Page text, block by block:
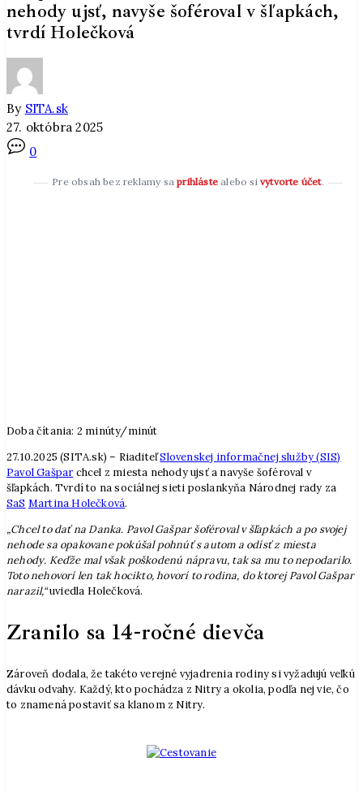
nehody ujsť, navyše šoféroval v šľapkách,
tvrdí Holečková
By SITA.sk
27. októbra 2025
0
Pre obsah bez reklamy saprihláste alebo si vytvorte účet.
Doba čítania: 2 minúty/minút
27.10.2025 (SITA.sk) – RiaditeľSlovenskej informačnej služby (SIS)
Pavol Gašpar chcel z miesta nehody ujsť a navyše šoféroval v
šľapkách. Tvrdí to na sociálnej sieti poslankyňa Národnej rady za
SaS Martina Holečková.
„Chcel to dať na Danka. Pavol Gašpar šoféroval v šľapkách a po svojej
nehode sa opakovane pokúšal pohnúť s autom a odísť z miesta
nehody. Keďže mal však poškodenú nápravu, tak sa mu to nepodarilo.
Toto nehovorí len tak hocikto, hovorí to rodina, do ktorej Pavol Gašpar
narazil,“uviedla Holečková.
Zranilo sa 14-ročné dievča
Zároveň dodala, že takéto verejné vyjadrenia rodiny si vyžadujú veľkú
dávku odvahy. Každý, kto pochádza z Nitry a okolia, podľa nej vie, čo
to znamená postaviť sa klanom z Nitry.